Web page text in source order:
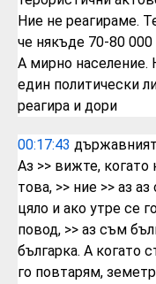
Ние не реагираме.
че някъде 70-80 000
А мирно население.
един политически
реагира и дори
00:17:43
Аз >> вижте, когато
това, >> ние >> аз
цяло и ако утре се
повод, >> аз съм
българка. А когато
го повтарям,